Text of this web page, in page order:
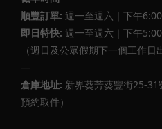
順豐訂單: 週一至週六｜下午6:00
即日特快: 週一至週六｜下午5:00
（週日及公眾假期下一個工作日
—
倉庫地址: 新界葵芳葵豐街25-
預約取件）